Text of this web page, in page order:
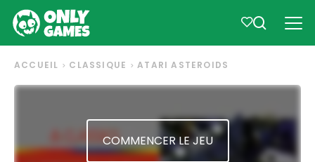
ACCUEIL CLASSIQUE ATARI ASTEROIDS
COMMENCER LE JEU